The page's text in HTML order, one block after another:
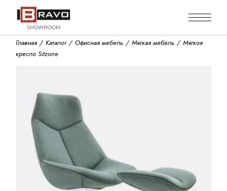
Главная Каталог Офисная мебель Мягкая мебель
Мягкое
кресло Sitzone